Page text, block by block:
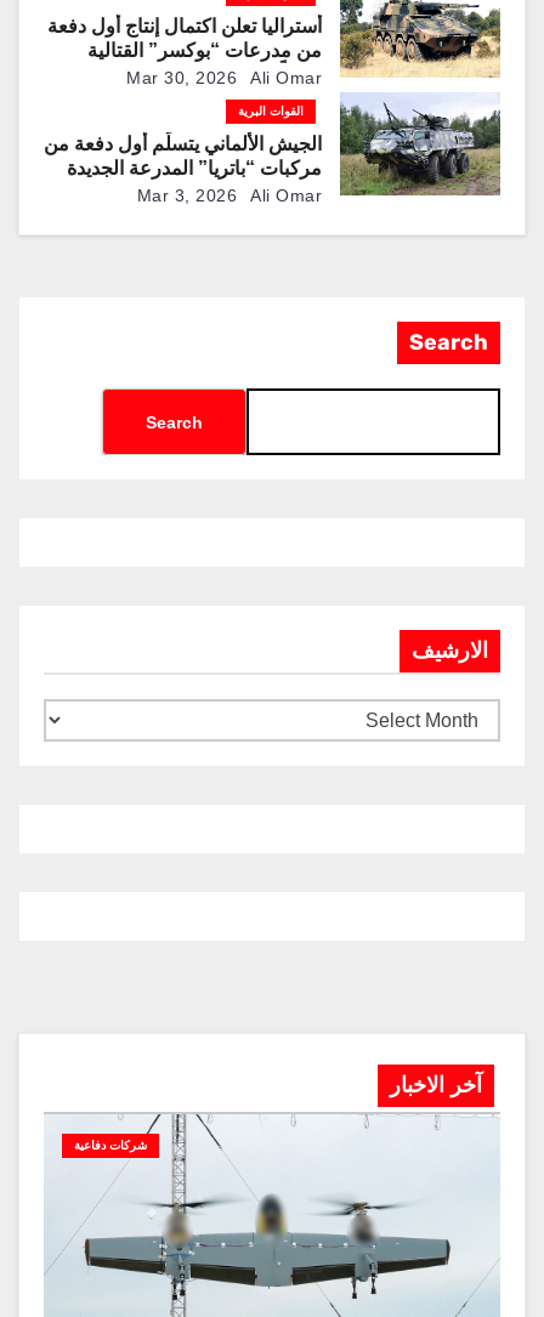
أستراليا تعلن اكتمال إنتاج أول دفعة
من مدرعات “بوكسر” القتالية
محلياً
Mar 30, 2026 Ali Omar
القوات البرية
الجيش الألماني يتسلّم أول دفعة من
مركبات “باتريا” المدرعة الجديدة
سداسية الدفعMar 3, 2026 Ali Omar
Search
Search
الارشيف
آخر الاخبار
شركات دفاعية